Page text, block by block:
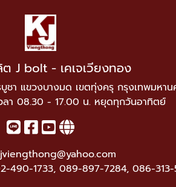
ต J bolt - เคเจเวียงทอง
า แขวงบางมด เขตทุ่งครุ กรุงเทพมหาน
ลา 08.30 - 17.00 น. หยุดทุกวันอาทิตย์
490-1733, 089-897-7284, 086-313-